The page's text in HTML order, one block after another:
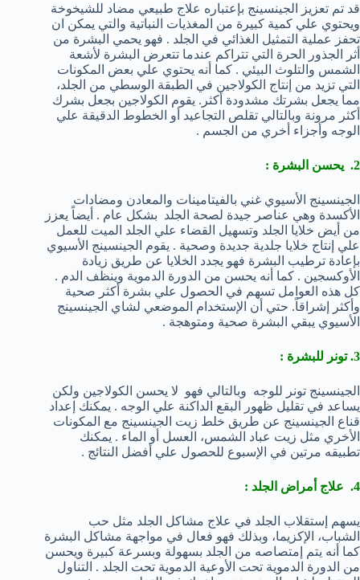
قد تم تعزيز الجينسينج بإعتباره علاج طبيعي مضاد للشيخوخة
ويحتوي علي كمية كبيرة من المغذيات النباتية والتي يمكن ان
تحفز عملية التمثيل الغذائي في الجلد . فهو يحمي البشرة من
أثر الجذور الحرة التي تتراكم عندما تتعرض البشرة لأشعة
الشمس والتلوث البيئي . كما أنه يحتوي علي بعض المكونات
التي تزيد من إنتاج الكولاجين في الطبقة الوسطي من الجلد،
مما يجعل بشرتك مشدودة أكثر. يقوم الكولاجين بجعل بشرك
أكثر مرونة وبالتالي تقلص التجاعيد أو الخطوط الدقيقة علي
الوجه وأجزاء أخري من الجسم .
2. يحسن البشرة :
الجينسينج الأسيوي غني بالفيتامينات والمعادن ومضادات
الأكسدة وهي عناصر جيدة لصحة الجلد بشكل عام . أيضاً يعزز
من أيض خلايا الجلد وتسهيل القضاء علي الجلد الميت للعمل
علي إنتاج خلايا جلدية جديدة وصحية . يقوم الجينسينج الأسيوي
بإعادة ترطيب البشرة فهو يجدد الخلايا عن طريق زيادة
الأوكسجين . كما أنه يحسن من الدورة الدموية وينظف الدم .
كل هذه العوامل تسهم في الحصول علي بشرة أكثر صحية
وأكثر إشراقاً. حتي أن الإستخدام الموضعي لشاي الجينسينج
الأسيوي يبقي البشرة صحية ومتوهجة .
3. تونر للبشرة :
الجينسينج تونر للوجه وبالتالي فهو لا يحسن الكولاجين ولكن
يساعد في تقليل ظهور البقع الداكنة علي الوجه . يمكنك إعداد
قناع الجينسينج عن طريق خلط زيت الجينسينج مع المكونات
الأخري مثل زيت عباد الشمس، العسل أو الماء . يمكنك
تطبيقه مرتين في الإسبوع للحصول علي أفضل النتائج .
4. علاج أمراض الجلد :
يسهم إستقلاب الجلد في علاج مشاكل الجلد مثل حب
الشباب، الإكزيما، وبذلك فهو فعال في مواجهة مشاكل البشرة
كما أنه يتم إمتصاصه من الجلد بسهولة وبسرعة كبيرة ويحسن
من الدورة الدموية تحت الأوعية الدموية تحت الجلد . التناول